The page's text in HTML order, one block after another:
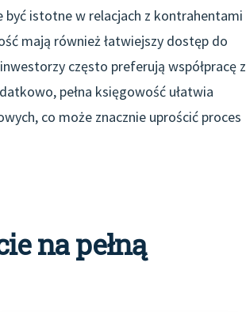
istotne w relacjach z kontrahentami
mają również łatwiejszy dostęp do
często preferują współpracę z
pełna księgowość ułatwia
co może znacznie uprościć proces
na pełną